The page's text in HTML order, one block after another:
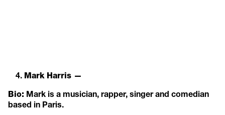
Mark Harris —
Bio: Mark is a musician, rapper, singer and comedian
based in Paris.